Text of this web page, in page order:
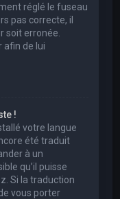
réglé le fuseau
pas correcte, il
soit erronée.
afin de lui
!
votre langue
été traduit
à un
qu’il puisse
Si la traduction
vous porter